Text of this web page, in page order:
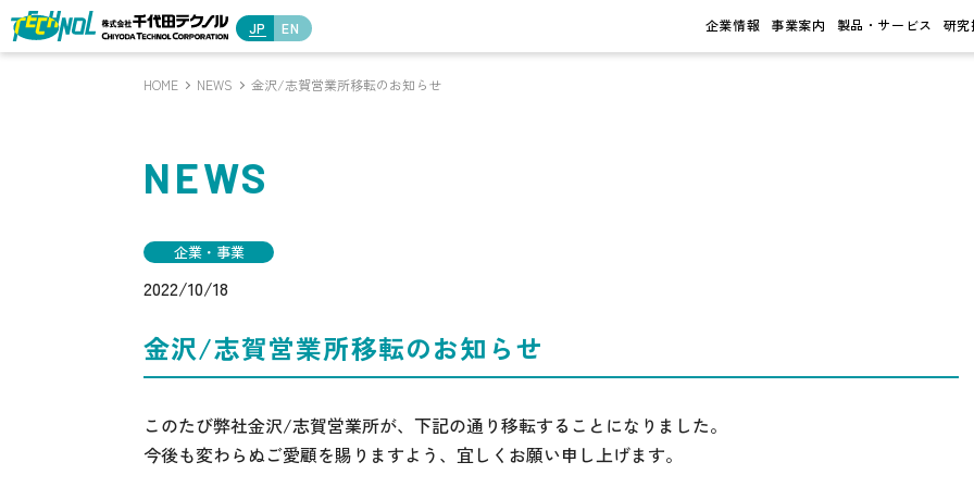
JP EN 企業情報 事業案内 製品・サービス 研
HOME NEWS 金沢/志賀営業所移転のお知らせ
NEWS
企業・事業
2022/10/18
金沢/志賀営業所移転のお知らせ
このたび弊社金沢/志賀営業所が、下記の通り移転することになりました。
今後も変わらぬご愛顧を賜りますよう、宜しくお願い申し上げます。